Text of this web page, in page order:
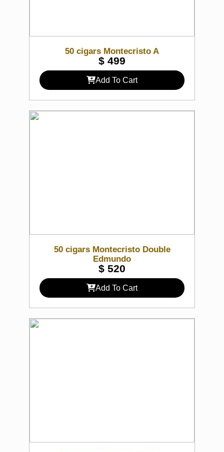
50 cigars Montecristo A
$ 499
Add To Cart
50 cigars Montecristo Double
Edmundo
$ 520
Add To Cart